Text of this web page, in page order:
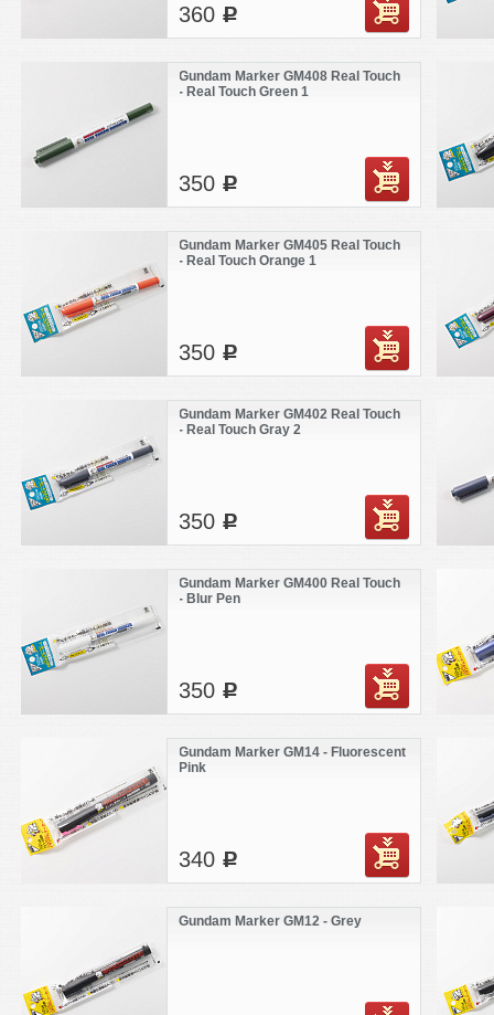
360 c
Gundam Marker GM408 Real Touch
- Real Touch Green 1
350 c
Gundam Marker GM405 Real Touch
- Real Touch Orange 1
350 c
Gundam Marker GM402 Real Touch
- Real Touch Gray 2
350 c
Gundam Marker GM400 Real Touch
- Blur Pen
350 c
Gundam Marker GM14 - Fluorescent
Pink
340 c
Gundam Marker GM12 - Grey